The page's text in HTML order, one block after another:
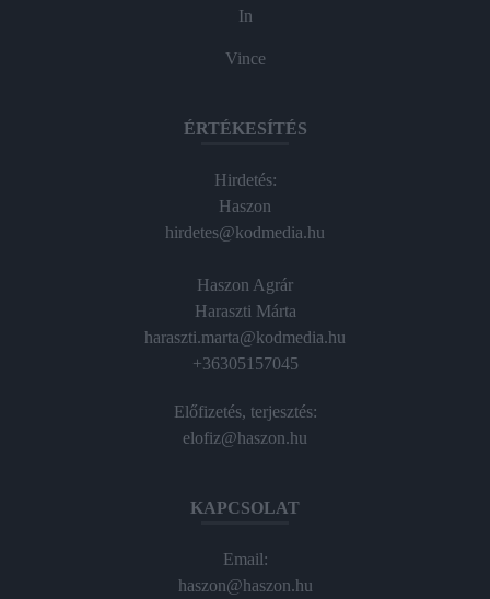
In
Vince
ÉRTÉKESÍTÉS
Hirdetés:
Haszon
hirdetes@kodmedia.hu
Haszon Agrár
Haraszti Márta
haraszti.marta@kodmedia.hu
+36305157045
Előfizetés, terjesztés:
elofiz@haszon.hu
KAPCSOLAT
Email:
haszon@haszon.hu